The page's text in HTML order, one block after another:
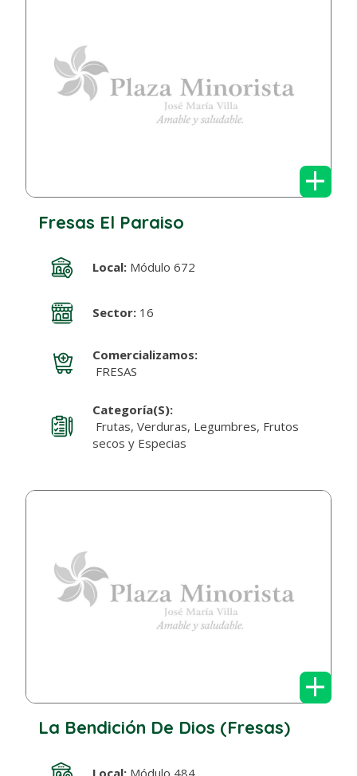
+
Fresas El Paraiso
Local:Módulo 672
Sector:16
Comercializamos:
FRESAS
Categoría(s):
Frutas, Verduras, Legumbres, Frutos
secos y Especias
+
La Bendición De Dios (Fresas)
Local:Módulo 484